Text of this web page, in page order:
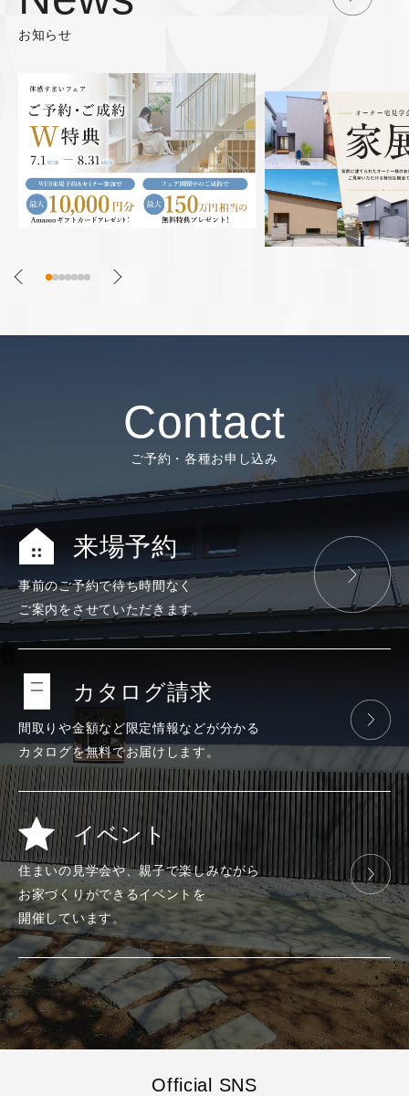
お知らせ
Contact
ご予約・各種お申し込み
来場予約
事前のご予約で待ち時間なく
ご案内をさせていただきます。
カタログ請求
間取りや金額など限定情報などが分かる
カタログを無料でお届けします。
イベント
住まいの見学会や、親子で楽しみながら
お家づくりができるイベントを
開催しています。
Official SNS